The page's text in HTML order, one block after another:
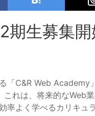
期生募集開
「C&R Web Academy
れは、将来的なWeb
率よく学べるカリキュ